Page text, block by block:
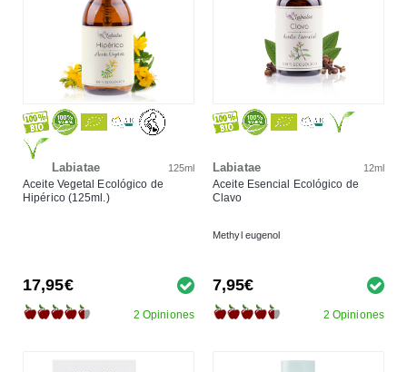
Labiatae 125ml
Aceite Vegetal Ecológico de
Hipérico (125ml.)
17,95€
2 Opiniones
Labiatae 12ml
Aceite Esencial Ecológico de
Clavo
Methyl eugenol
7,95€
2 Opiniones